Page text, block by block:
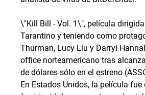
\"Kill Bill - Vol. 1\", película
Tarantino y teniendo como
Thurman, Lucy Liu y Darryl
office norteamericano tras
de dólares sólo en el estreno
En Estados Unidos, la película fue